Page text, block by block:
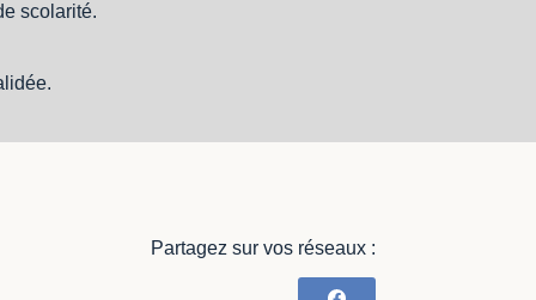
scolarité.
Partagez sur vos réseaux :